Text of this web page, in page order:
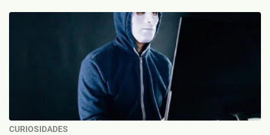
CURIOSIDADES